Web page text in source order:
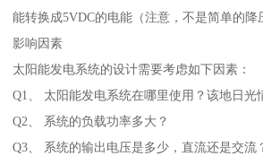
能转换成5VDC的电能（注意，不是简单的降
影响因素
太阳能发电系统的设计需要考虑如下因素：
Q1、 太阳能发电系统在哪里使用？该地日光
Q2、 系统的负载功率多大？
Q3、 系统的输出电压是多少，直流还是交流